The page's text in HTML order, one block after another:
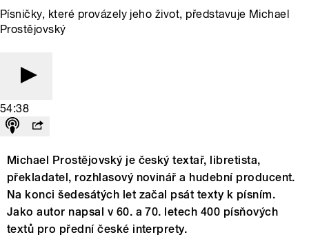
Písničky, které provázely jeho život, představuje Michael
Prostějovský
54:38
Michael Prostějovský je český textař, libretista,
překladatel, rozhlasový novinář a hudební producent.
Na konci šedesátých let začal psát texty k písním.
Jako autor napsal v 60. a 70. letech 400 písňových
textů pro přední české interprety.